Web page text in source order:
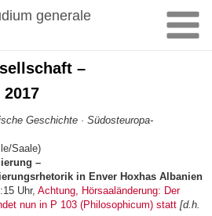
generale
–
Geschichte · Südosteuropa-
Saale)
–
in Enver Hoxhas Albanien
Uhr,Achtung, Hörsaaländerung: Der
nun in P 103 (Philosophicum) statt [d.h.